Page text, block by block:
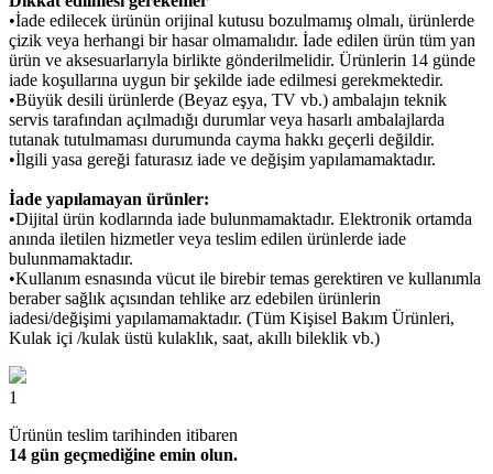
•İade edilecek ürünün orijinal kutusu bozulmamış olmalı, ürünlerde
çizik veya herhangi bir hasar olmamalıdır. İade edilen ürün tüm yan
ürün ve aksesuarlarıyla birlikte gönderilmelidir. Ürünlerin 14 günde
iade koşullarına uygun bir şekilde iade edilmesi gerekmektedir.
•Büyük desili ürünlerde (Beyaz eşya, TV vb.) ambalajın teknik
servis tarafından açılmadığı durumlar veya hasarlı ambalajlarda
tutanak tutulmaması durumunda cayma hakkı geçerli değildir.
•İlgili yasa gereği faturasız iade ve değişim yapılamamaktadır.
İade yapılamayan ürünler:
•Dijital ürün kodlarında iade bulunmamaktadır. Elektronik ortamda
anında iletilen hizmetler veya teslim edilen ürünlerde iade
bulunmamaktadır.
•Kullanım esnasında vücut ile birebir temas gerektiren ve kullanımla
beraber sağlık açısından tehlike arz edebilen ürünlerin
iadesi/değişimi yapılamamaktadır. (Tüm Kişisel Bakım Ürünleri,
Kulak içi /kulak üstü kulaklık, saat, akıllı bileklik vb.)
1
Ürünün teslim tarihinden itibaren
14 gün geçmediğine emin olun.